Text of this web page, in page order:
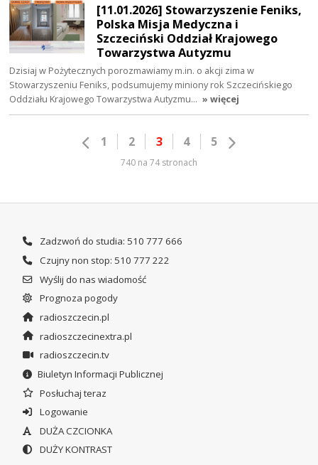
[11.01.2026] Stowarzyszenie Feniks,
Polska Misja Medyczna i
Szczeciński Oddział Krajowego
Towarzystwa Autyzmu
Dzisiaj w Pożytecznych porozmawiamy m.in. o akcji zima w
Stowarzyszeniu Feniks, podsumujemy miniony rok Szczecińskiego
Oddziału Krajowego Towarzystwa Autyzmu… » więcej
1 2 3 4 5
740 na 74 stronach
Zadzwoń do studia: 510 777 666
Czujny non stop: 510 777 222
Wyślij do nas wiadomość
Prognoza pogody
radioszczecin.pl
radioszczecinextra.pl
radioszczecin.tv
Biuletyn Informacji Publicznej
Posłuchaj teraz
Logowanie
DUŻA CZCIONKA
DUŻY KONTRAST